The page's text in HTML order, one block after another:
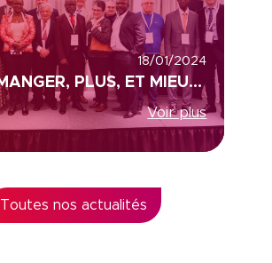
18/01/2024
MIEUX MANGER, PLUS, ET MIEUX VIVRE LA SANTE, COLEAD ET ACP (AFRIQUE, CARAÏBES ET PACIFIQUE)
Voir plus
Toutes nos actualités